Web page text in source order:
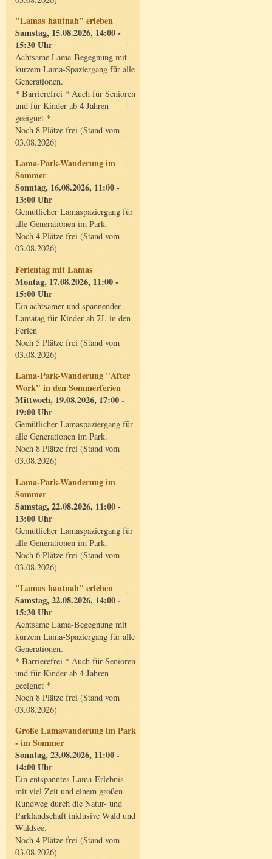
"Lamas hautnah" erleben
Samstag, 15.08.2026, 14:00 -
15:30 Uhr
Achtsame Lama-Begegnung mit
kurzem Lama-Spaziergang für alle
Generationen.
* Barrierefrei * Auch für Senioren
und für Kinder ab 4 Jahren
geeignet *
Noch 8 Plätze frei (Stand vom
03.08.2026)
Lama-Park-Wanderung im
Sommer
Sonntag, 16.08.2026, 11:00 -
13:00 Uhr
Gemütlicher Lamaspaziergang für
alle Generationen im Park.
Noch 4 Plätze frei (Stand vom
03.08.2026)
Ferientag mit Lamas
Montag, 17.08.2026, 11:00 -
15:00 Uhr
Ein achtsamer und spannender
Lamatag für Kinder ab 7J. in den
Ferien
Noch 5 Plätze frei (Stand vom
03.08.2026)
Lama-Park-Wanderung "After
Work" in den Sommerferien
Mittwoch, 19.08.2026, 17:00 -
19:00 Uhr
Gemütlicher Lamaspaziergang für
alle Generationen im Park.
Noch 8 Plätze frei (Stand vom
03.08.2026)
Lama-Park-Wanderung im
Sommer
Samstag, 22.08.2026, 11:00 -
13:00 Uhr
Gemütlicher Lamaspaziergang für
alle Generationen im Park.
Noch 6 Plätze frei (Stand vom
03.08.2026)
"Lamas hautnah" erleben
Samstag, 22.08.2026, 14:00 -
15:30 Uhr
Achtsame Lama-Begegnung mit
kurzem Lama-Spaziergang für alle
Generationen.
* Barrierefrei * Auch für Senioren
und für Kinder ab 4 Jahren
geeignet *
Noch 8 Plätze frei (Stand vom
03.08.2026)
Große Lamawanderung im Park
- im Sommer
Sonntag, 23.08.2026, 11:00 -
14:00 Uhr
Ein entspanntes Lama-Erlebnis
mit viel Zeit und einem großen
Rundweg durch die Natur- und
Parklandschaft inklusive Wald und
Waldsee.
Noch 4 Plätze frei (Stand vom
03.08.2026)